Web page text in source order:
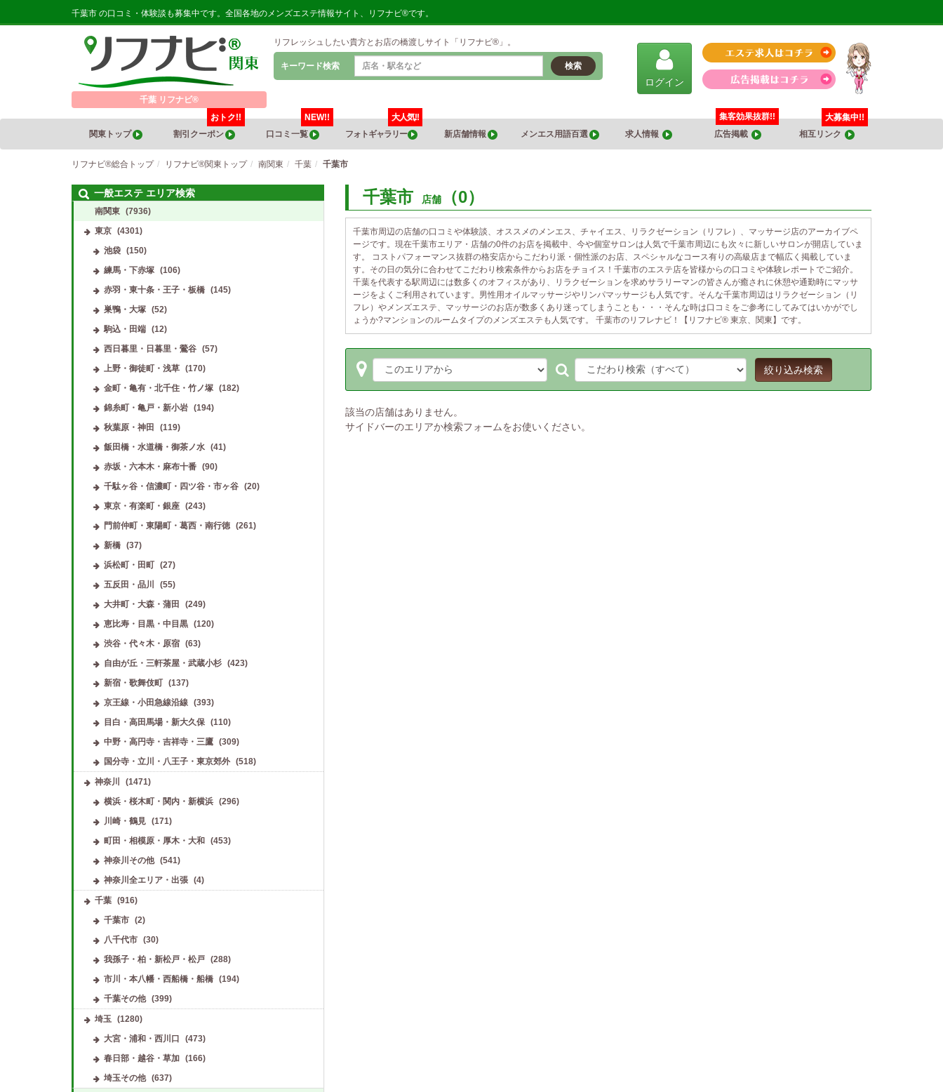
千葉市 の口コミ・体験談も募集中です。全国各地のメンズエステ情報サイト、リフナビ®です。
千葉 リフナビ®
リフレッシュしたい貴方とお店の橋渡しサイト「リフナビ®」。
キーワード検索 検索
ログイン
関東トップ 割引クーポン
おトク!!
口コミ一覧
NEW!!
フォトギャラリー
大人気!!
新店舗情報
メンエス用語百選 求人情報 広告掲載
集客効果抜群!!
相互リンク
大募集中!!
リフナビ®総合トップ リフナビ®関東トップ 南関東 千葉 千葉市
千葉市 店舗 （0）
千葉市周辺の店舗の口コミや体験談、オススメのメンエス、チャイエス、リラクゼーション（リフレ）、マッサージ店のアーカイブペ
ージです。現在千葉市エリア・店舗の0件のお店を掲載中、今や個室サロンは人気で千葉市周辺にも次々に新しいサロンが開店していま
す。 コストパフォーマンス抜群の格安店からこだわり派・個性派のお店、スペシャルなコース有りの高級店まで幅広く掲載していま
す。その日の気分に合わせてこだわり検索条件からお店をチョイス！千葉市のエステ店を皆様からの口コミや体験レポートでご紹介。
千葉を代表する駅周辺には数多くのオフィスがあり、リラクゼーションを求めサラリーマンの皆さんが癒されに休憩や通勤時にマッサ
ージをよくご利用されています。男性用オイルマッサージやリンパマッサージも人気です。そんな千葉市周辺はリラクゼーション（リ
フレ）やメンズエステ、マッサージのお店が数多くあり迷ってしまうことも・・・そんな時は口コミをご参考にしてみてはいかがでし
ょうか?マンションのルームタイプのメンズエステも人気です。 千葉市のリフレナビ！【リフナビ® 東京、関東】です。
絞り込み検索
該当の店舗はありません。
サイドバーのエリアか検索フォームをお使いください。
一般エステ エリア検索
南関東 (7936)
東京 (4301)
池袋
(150)
練馬・下赤塚
(106)
赤羽・東十条・王子・板橋
(145)
巣鴨・大塚
(52)
駒込・田端
(12)
西日暮里・日暮里・鶯谷
(57)
上野・御徒町・浅草
(170)
金町・亀有・北千住・竹ノ塚
(182)
錦糸町・亀戸・新小岩
(194)
秋葉原・神田
(119)
飯田橋・水道橋・御茶ノ水
(41)
赤坂・六本木・麻布十番
(90)
千駄ヶ谷・信濃町・四ツ谷・市ヶ谷
(20)
東京・有楽町・銀座
(243)
門前仲町・東陽町・葛西・南行徳
(261)
新橋
(37)
浜松町・田町
(27)
五反田・品川
(55)
大井町・大森・蒲田
(249)
恵比寿・目黒・中目黒
(120)
渋谷・代々木・原宿
(63)
自由が丘・三軒茶屋・武蔵小杉
(423)
新宿・歌舞伎町
(137)
京王線・小田急線沿線
(393)
目白・高田馬場・新大久保
(110)
中野・高円寺・吉祥寺・三鷹
(309)
国分寺・立川・八王子・東京郊外
(518)
神奈川
(1471)
横浜・桜木町・関内・新横浜
(296)
川崎・鶴見
(171)
町田・相模原・厚木・大和
(453)
神奈川その他
(541)
神奈川全エリア・出張
(4)
千葉 (916)
千葉市
(2)
八千代市
(30)
我孫子・柏・新松戸・松戸
(288)
市川・本八幡・西船橋・船橋
(194)
千葉その他
(399)
埼玉
(1280)
大宮・浦和・西川口
(473)
春日部・越谷・草加
(166)
埼玉その他
(637)